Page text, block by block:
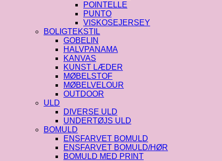
POINTELLE
PUNTO
VISKOSEJERSEY
BOLIGTEKSTIL
GOBELIN
HALVPANAMA
KANVAS
KUNST LÆDER
MØBELSTOF
MØBELVELOUR
OUTDOOR
ULD
DIVERSE ULD
UNDERTØJS ULD
BOMULD
ENSFARVET BOMULD
ENSFARVET BOMULD/HØR
BOMULD MED PRINT